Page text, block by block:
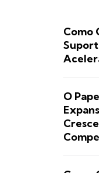
Como
O